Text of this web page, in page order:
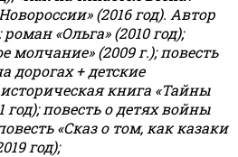
(2016 год). Автор
«Ольга» (2010 год);
молчание» (2009 г.); повесть
+ детские
книга «Тайны
год); повесть о детях войны
«Сказ о том, как казаки
год);